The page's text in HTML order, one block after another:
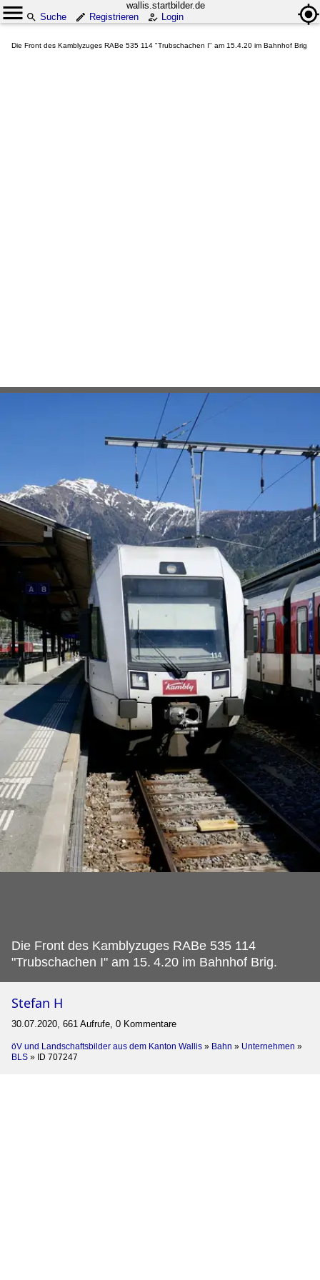
wallis.startbilder.de
Suche
Registrieren Login
Die Front des Kamblyzuges RABe 535 114 "Trubschachen I" am 15.4.20 im Bahnhof Brig
Die Front des Kamblyzuges RABe 535 114
"Trubschachen I" am 15. 4.20 im Bahnhof Brig.
Stefan H
30.07.2020, 661 Aufrufe, 0 Kommentare
öV und Landschaftsbilder aus dem Kanton Wallis » Bahn » Unternehmen »
BLS » ID 707247